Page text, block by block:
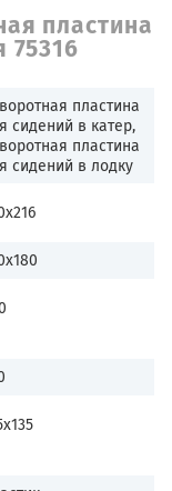
пластина
пластина
сидений в катер,
пластина
сидений в лодку